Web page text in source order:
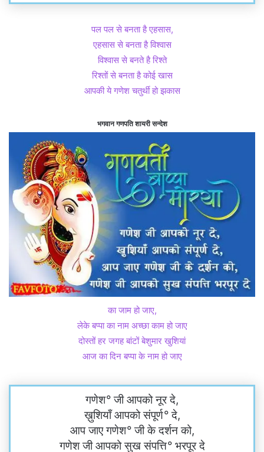
पल पल से बनता है एहसास,
एहसास से बनता है विश्वास
विश्वास से बनते है रिश्ते
रिश्तों से बनता है कोई खास
आपकी ये गणेश चतुर्थी हो झकास
भगवान गणपति शायरी सन्देश
का जाम हो जाए,
लेके बप्पा का नाम अच्छा काम हो जाए
दोस्तों हर जगह बांटों बेशुमार खुशियां
आज का दिन बप्पा के नाम हो जाए
गणेश°जी आपको नूर दे,
ख़ुशियाँ आपको संपूर्ण°दे,
आप जाए गणेश°जी के दर्शन को,
गणेश जी आपको सुख संपत्ति°भरपूर दे